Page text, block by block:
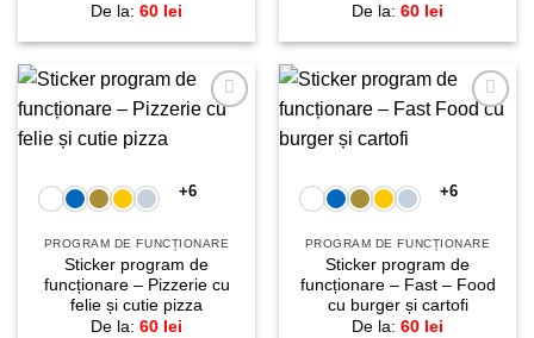
De la: 60 lei
De la: 60 lei
+6
PROGRAM DE FUNCȚIONARE
Sticker program de
funcționare – Pizzerie cu
felie și cutie pizza
De la: 60 lei
+6
PROGRAM DE FUNCȚIONARE
Sticker program de
funcționare – Fast – Food
cu burger și cartofi
De la: 60 lei